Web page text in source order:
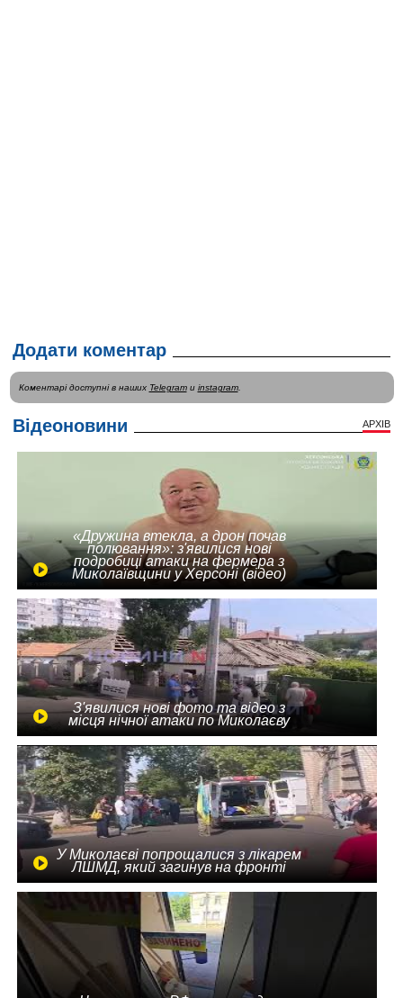
Додати коментар
Коментарі доступні в наших Telegramи instagram.
Відеоновини АРХІВ
«Дружина втекла, а дрон почав
полювання»: з'явилися нові
подробиці атаки на фермера з
Миколаївщини у Херсоні (відео)
З'явилися нові фото та відео з
місця нічної атаки по Миколаєву
У Миколаєві попрощалися з лікарем
ЛШМД, який загинув на фронті